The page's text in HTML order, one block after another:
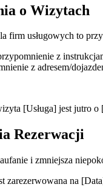
o Wizytach
firm usługowych to
z
z adresem/
[Usługa] jest jutro
Rezerwacji
i zmniejsza
zarezerwowana na